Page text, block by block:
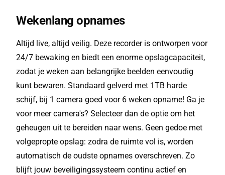
Wekenlang opnames
Altijd live, altijd veilig. Deze recorder is ontworpen voor
24/7 bewaking en biedt een enorme opslagcapaciteit,
zodat je weken aan belangrijke beelden eenvoudig
kunt bewaren. Standaard gelverd met 1TB harde
schijf, bij 1 camera goed voor 6 weken opname! Ga je
voor meer camera's? Selecteer dan de optie om het
geheugen uit te bereiden naar wens. Geen gedoe met
volgepropte opslag: zodra de ruimte vol is, worden
automatisch de oudste opnames overschreven. Zo
blijft jouw beveiligingssysteem continu actief en